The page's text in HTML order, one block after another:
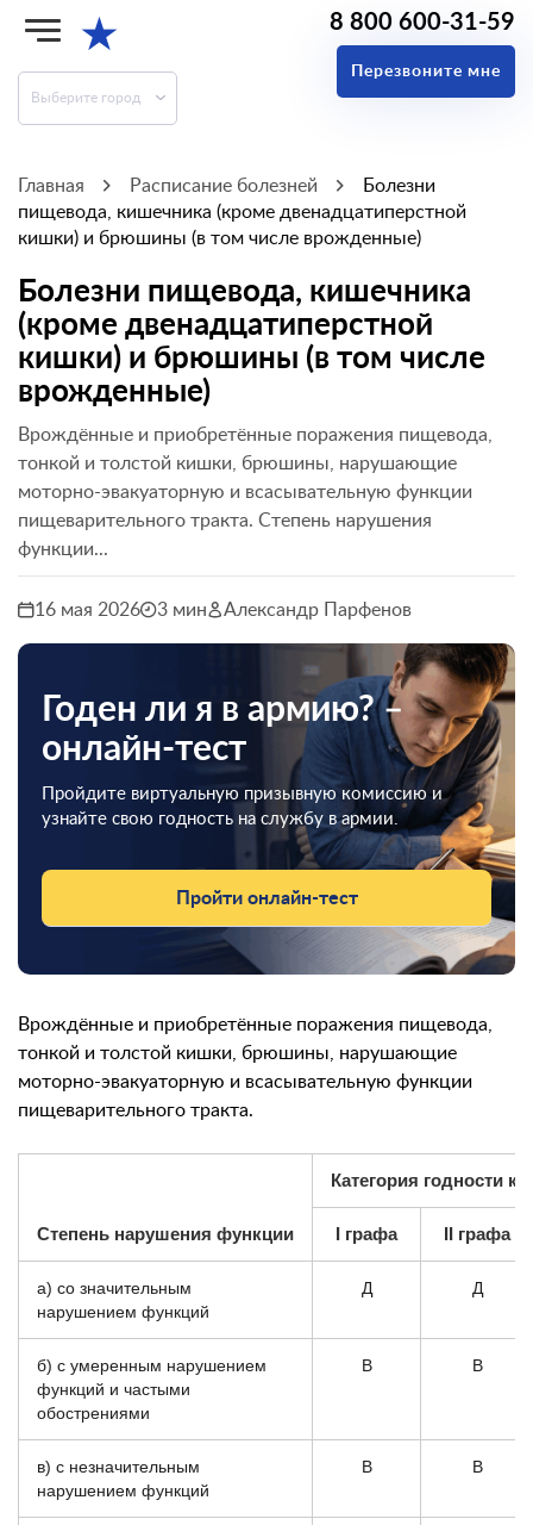
★
Выберите город
8 800 600-31-59
Перезвоните мне
Главная Расписание болезней
Болезни
пищевода, кишечника (кроме двенадцатиперстной
кишки) и брюшины (в том числе врожденные)
Болезни пищевода, кишечника
(кроме двенадцатиперстной
кишки) и брюшины (в том числе
врожденные)
Врождённые и приобретённые поражения пищевода,
тонкой и толстой кишки, брюшины, нарушающие
моторно-эвакуаторную и всасывательную функции
пищеварительного тракта. Степень нарушения
функции...
16 мая 2026 3 мин Александр Парфенов
Годен ли я в армию? –
онлайн-тест
Пройдите виртуальную призывную комиссию и
узнайте свою годность на службу в армии.
Пройти онлайн-тест
Врождённые и приобретённые поражения пищевода,
тонкой и толстой кишки, брюшины, нарушающие
моторно-эвакуаторную и всасывательную функции
пищеварительного тракта.
Степень нарушения функции
Категория годности к
I графа II графа
а) со значительным
нарушением функций
Д Д
б) с умеренным нарушением
функций и частыми
обострениями
В В
в) с незначительным
нарушением функций
В В